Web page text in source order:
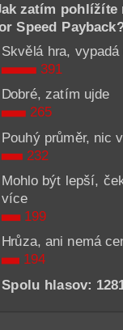
zatím pohlížíte
Speed
Skvělá hra, vypadá
391
Dobré, zatím ujde
265
Pouhý průměr, nic
232
Mohlo být lepší,
více
199
Hrůza, ani nemá
194
Spolu hlasov: